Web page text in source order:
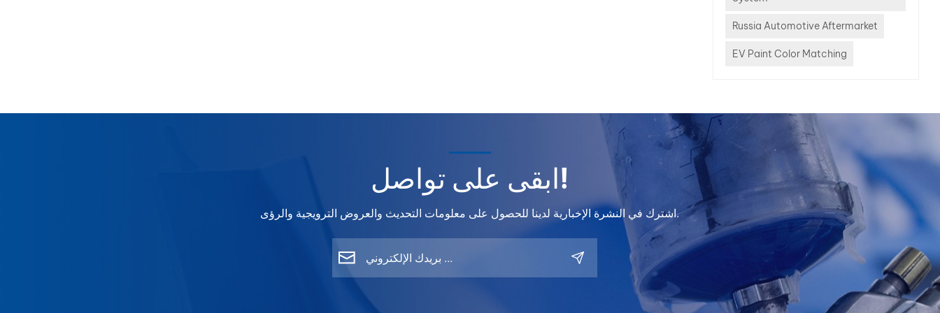
Russia Automotive Aftermarket
EV Paint Color Matching
سريعةأداء مستقر
وقابل للتكراروهنا تبرز
أهمية أنظمة الألوان
الرقمية المتقدمة في
حقيقي.وايستون بلس:
دقة يمكنك الوثوق
بهاتم تصميم
WISETONE PLUS
خصيصًا لورش إصلاح
هياكل السيارات
والموزعين المحترفين
ابقى على تواصل!
اشترك في النشرة الإخبارية لدينا للحصول على معلومات التحديث والعروض الترويجية والرؤى.